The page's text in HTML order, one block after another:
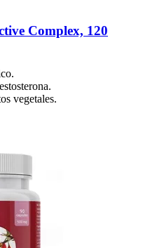
Complex, 120
vegetales.